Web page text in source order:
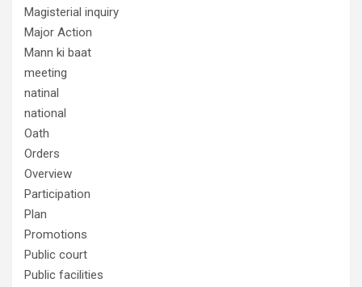
Magisterial inquiry
Major Action
Mann ki baat
meeting
natinal
national
Oath
Orders
Overview
Participation
Plan
Promotions
Public court
Public facilities